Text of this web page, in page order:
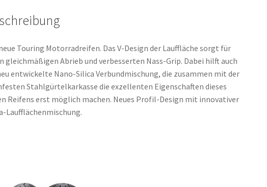
(Vorderreifen)
Menge
Touring Motorradreifen. Das V-Design der Lauffläche sorgt für
gleichmäßigen Abrieb und verbesserten Nass-Grip. Dabei hilft auch
entwickelte Nano-Silica Verbundmischung, die zusammen mit der
Stahlgürtelkarkasse die exzellenten Eigenschaften dieses
Reifens erst möglich machen. Neues Profil-Design mit innovativer
Laufflächenmischung.